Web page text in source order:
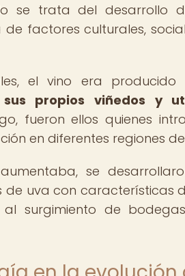
se trata del desarrollo
factores culturales,
el vino era producido
propios viñedos y
fueron ellos quienes
en diferentes regiones
se
uva con características
surgimiento de